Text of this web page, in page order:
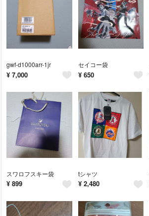
gwf-d1000arr-1jr
¥ 7,000
セイコー袋
¥ 650
スワロフスキー袋
¥ 899
tシャツ
¥ 2,480